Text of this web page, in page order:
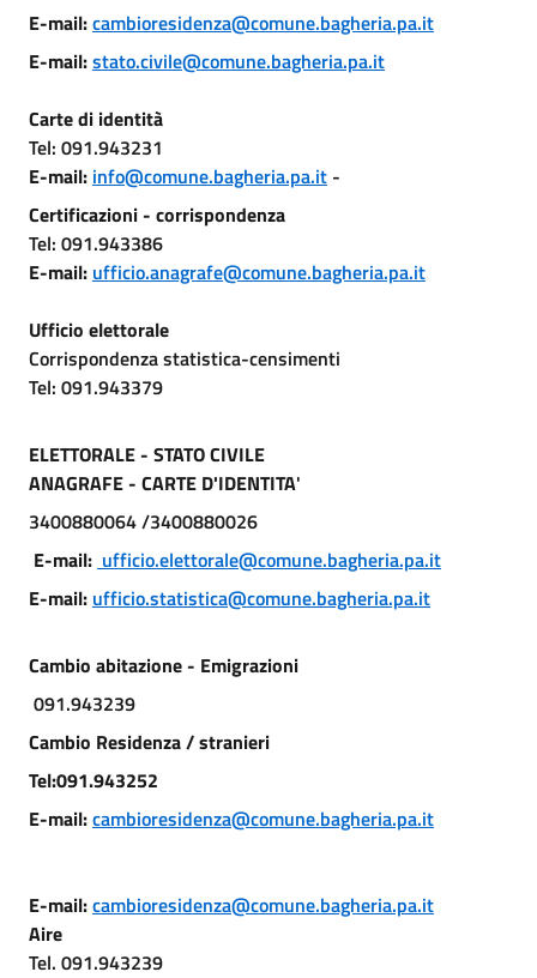
E-mail:cambioresidenza@comune.bagheria.pa.it
E-mail:stato.civile@comune.bagheria.pa.it
Carte di identità
Tel: 091.943231
E-mail: info@comune.bagheria.pa.it -
Certificazioni - corrispondenza
Tel: 091.943386
E-mail: ufficio.anagrafe@comune.bagheria.pa.it
Ufficio elettorale
Corrispondenza statistica-censimenti
Tel: 091.943379
ELETTORALE - STATO CIVILE
ANAGRAFE - CARTE D'IDENTITA'
3400880064 /3400880026
E-mail: ufficio.elettorale@comune.bagheria.pa.it
E-mail: ufficio.statistica@comune.bagheria.pa.it
Cambio abitazione- Emigrazioni
091.943239
Cambio Residenza / stranieri
Tel:091.943252
E-mail:cambioresidenza@comune.bagheria.pa.it
E-mail:cambioresidenza@comune.bagheria.pa.it
Aire
Tel. 091.943239